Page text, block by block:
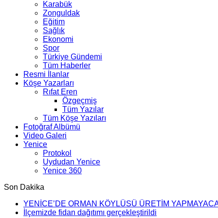
Karabük
Zonguldak
Eğitim
Sağlık
Ekonomi
Spor
Türkiye Gündemi
Tüm Haberler
Resmi İlanlar
Köşe Yazarları
Rıfat Eren
Özgeçmiş
Tüm Yazılar
Tüm Köşe Yazıları
Fotoğraf Albümü
Video Galeri
Yenice
Protokol
Uydudan Yenice
Yenice 360
Son Dakika
YENİCE’DE ORMAN KÖYLÜSÜ ÜRETİM
İlçemizde fidan dağıtımı gerçekleştirildi